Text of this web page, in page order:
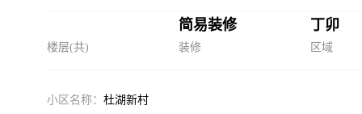
简易装修 丁卯
楼层(共) 装修 区域
小区名称： 杜湖新村